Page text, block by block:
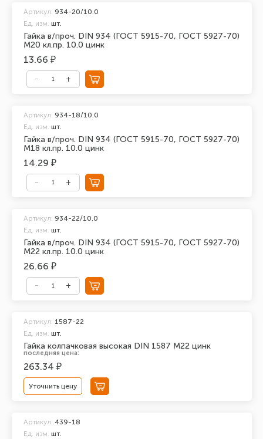
Гайка в/проч. DIN 934 (ГОСТ 5915-70, ГОСТ 5927-70)
М20 кл.пр. 10.0 цинк
Артикул: 934-20/10.0
Ед. изм. шт.
13.66 ₽
Гайка в/проч. DIN 934 (ГОСТ 5915-70, ГОСТ 5927-70)
М18 кл.пр. 10.0 цинк
Артикул: 934-18/10.0
Ед. изм. шт.
14.29 ₽
Гайка в/проч. DIN 934 (ГОСТ 5915-70, ГОСТ 5927-70)
М22 кл.пр. 10.0 цинк
Артикул: 934-22/10.0
Ед. изм. шт.
26.66 ₽
Гайка колпачковая высокая DIN 1587 М22 цинк
Артикул: 1587-22
Ед. изм. шт.
последняя цена:
263.34 ₽
Уточнить цену
Артикул: 439-18
Ед. изм. шт.